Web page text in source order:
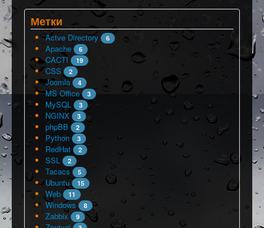
Метки
Actve Directory 6
Apache 6
CACTI 19
CSS 2
Joomla 4
MS Office 3
MySQL 3
NGINX 3
phpBB 2
Python 3
RedHat 2
SSL 2
Tacacs 5
Ubuntu 15
Web 11
Windows 8
Zabbix 9